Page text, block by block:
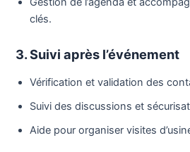
clés.
3. Suivi après l’événement
Vérification et validation des
Suivi des discussions et
Aide pour organiser visites